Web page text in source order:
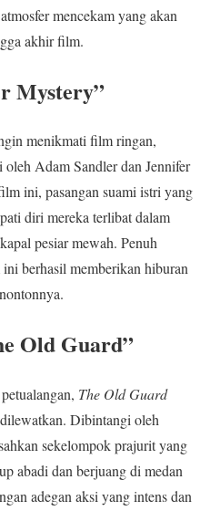
mencekam yang akan
akhir film.
Mystery”
menikmati film ringan,
Adam Sandler dan Jennifer
ini, pasangan suami istri yang
diri mereka terlibat dalam
pesiar mewah. Penuh
berhasil memberikan hiburan
Old Guard”
The Old Guard
Dibintangi oleh
sekelompok prajurit yang
abadi dan berjuang di medan
adegan aksi yang intens dan